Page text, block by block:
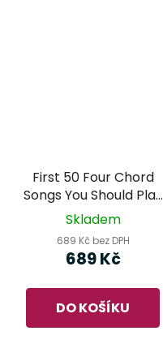
First 50 Four Chord
Songs You Should Play
on the Piano
Skladem
689 Kč bez DPH
689 Kč
DO KOŠÍKU